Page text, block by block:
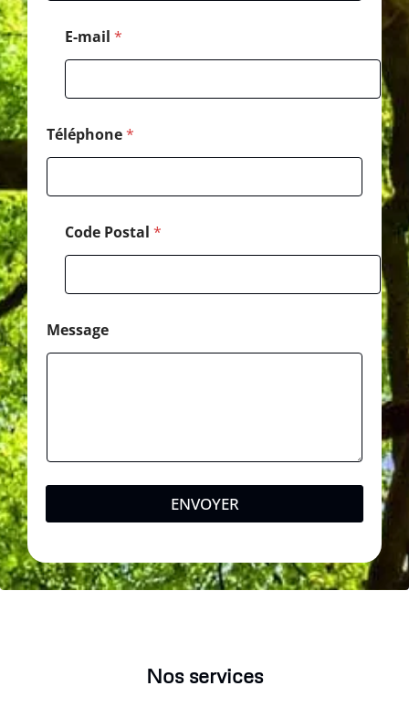
e
E-mail *
Téléphone*
Code Postal *
Message
ENVOYER
Nos services